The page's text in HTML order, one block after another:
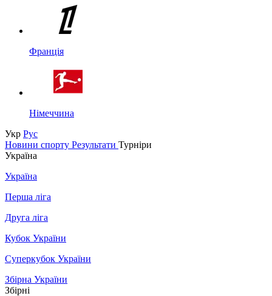
Франція
Німеччина
Укр Рус
Новини спорту Результати Турніри
Україна
Україна
Перша ліга
Друга ліга
Кубок України
Суперкубок України
Збірна України
Збірні